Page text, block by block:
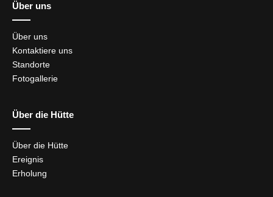
Über uns
Über uns
Kontaktiere uns
Standorte
Fotogallerie
Über die Hütte
Über die Hütte
Ereignis
Erholung